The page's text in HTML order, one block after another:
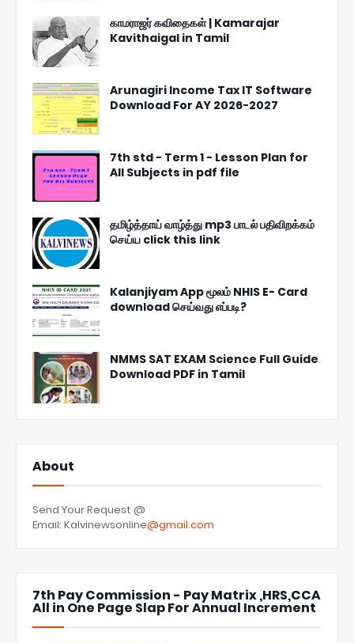
காமராஜர் கவிதைகள் | Kamarajar
Kavithaigal in Tamil
Arunagiri Income Tax IT Software
Download For AY 2026-2027
7th std - Term 1 - Lesson Plan for
All Subjects in pdf file
தமிழ்த்தாய் வாழ்த்து mp3 பாடல் பதிவிறக்கம்
செய்ய click this link
Kalanjiyam App மூலம் NHIS E- Card
download செய்வது எப்படி?
NMMS SAT EXAM Science Full Guide
Download PDF in Tamil
About
Send Your Request @
Email: Kalvinewsonline@gmail.com
7th Pay Commission - Pay Matrix ,HRS,CCA
All in One Page Slap For Annual Increment